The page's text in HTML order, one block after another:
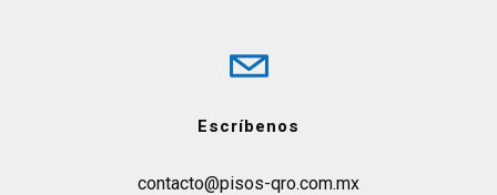
Escríbenos
contacto@pisos-qro.com.mx